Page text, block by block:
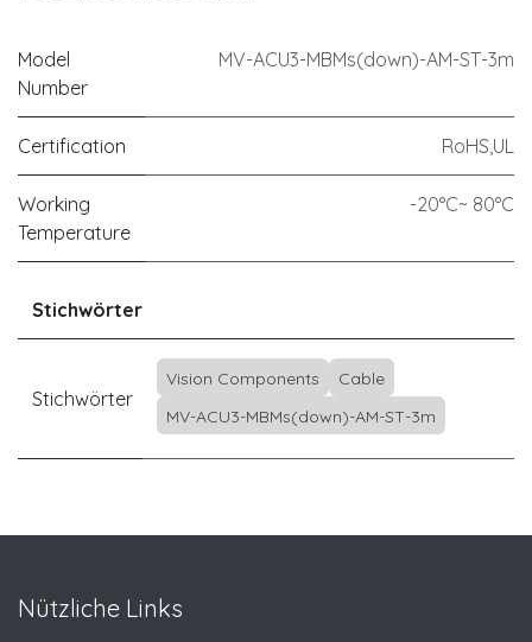
Model
Number
MV-ACU3-MBMs(down)-AM-ST-3m
Certification RoHS,UL
Working
Temperature
-20°C~ 80°C
Stichwörter
Stichwörter
Vision Components
Cable
MV-ACU3-MBMs(down)-AM-ST-3m
Nützliche Links